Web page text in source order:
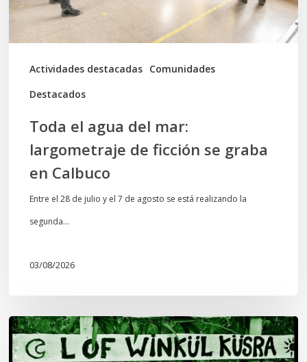
Actividades destacadas Comunidades
Destacados
ficción
se
graba
Toda el agua del mar:
largometraje de ficción se graba
en Calbuco
Entre el 28 de julio y el 7 de agosto se está realizando la
segunda…
03/08/2026
Lof
Winkül